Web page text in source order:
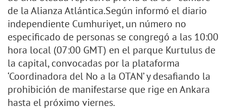
de la Alianza Atlántica.Según informó el diario
independiente Cumhuriyet, un número no
especificado de personas se congregó a las 10:00
hora local (07:00 GMT) en el parque Kurtulus de
la capital, convocadas por la plataforma
‘Coordinadora del No a la OTAN’ y desafiando la
prohibición de manifestarse que rige en Ankara
hasta el próximo viernes.